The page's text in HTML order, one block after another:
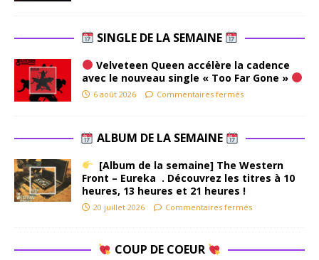
SINGLE DE LA SEMAINE
Velveteen Queen accélère la cadence
avec le nouveau single « Too Far Gone »
6 août 2026 Commentaires fermés
ALBUM DE LA SEMAINE
[Album de la semaine] The Western
Front – Eureka . Découvrez les titres à 10
heures, 13 heures et 21 heures !
20 juillet 2026 Commentaires fermés
COUP DE COEUR